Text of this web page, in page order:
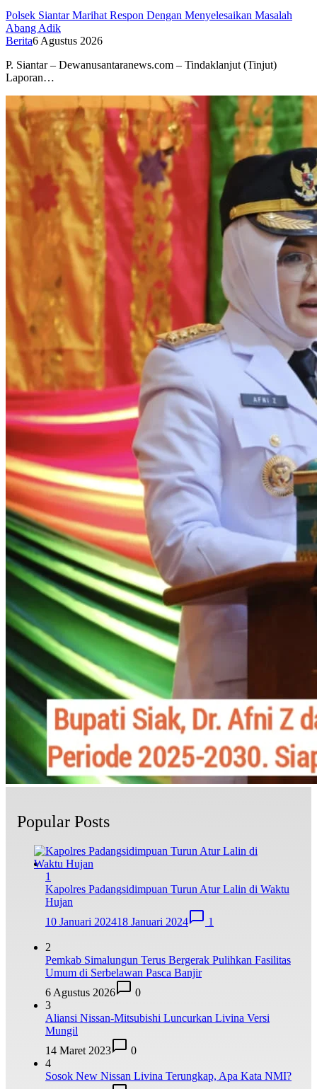
Polsek Siantar Marihat Respon Dengan Menyelesaikan Masalah
Abang Adik
Berita6 Agustus 2026
P. Siantar – Dewanusantaranews.com – Tindaklanjut (Tinjut)
Laporan…
Popular Posts
1
Kapolres Padangsidimpuan Turun Atur Lalin di Waktu
Hujan
10 Januari 202418 Januari 2024 1
2
Pemkab Simalungun Terus Bergerak Pulihkan Fasilitas
Umum di Serbelawan Pasca Banjir
6 Agustus 2026
0
3
Aliansi Nissan-Mitsubishi Luncurkan Livina Versi
Mungil
14 Maret 2023
0
4
Sosok New Nissan Livina Terungkap, Apa Kata NMI?